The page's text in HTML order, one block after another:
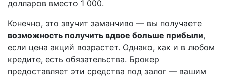
долларов вместо 1 000.
Конечно, это звучит заманчиво — вы получаете
возможность получить вдвое больше прибыли,
если цена акций возрастет. Однако, как и в любом
кредите, есть обязательства. Брокер
предоставляет эти средства под залог — вашим